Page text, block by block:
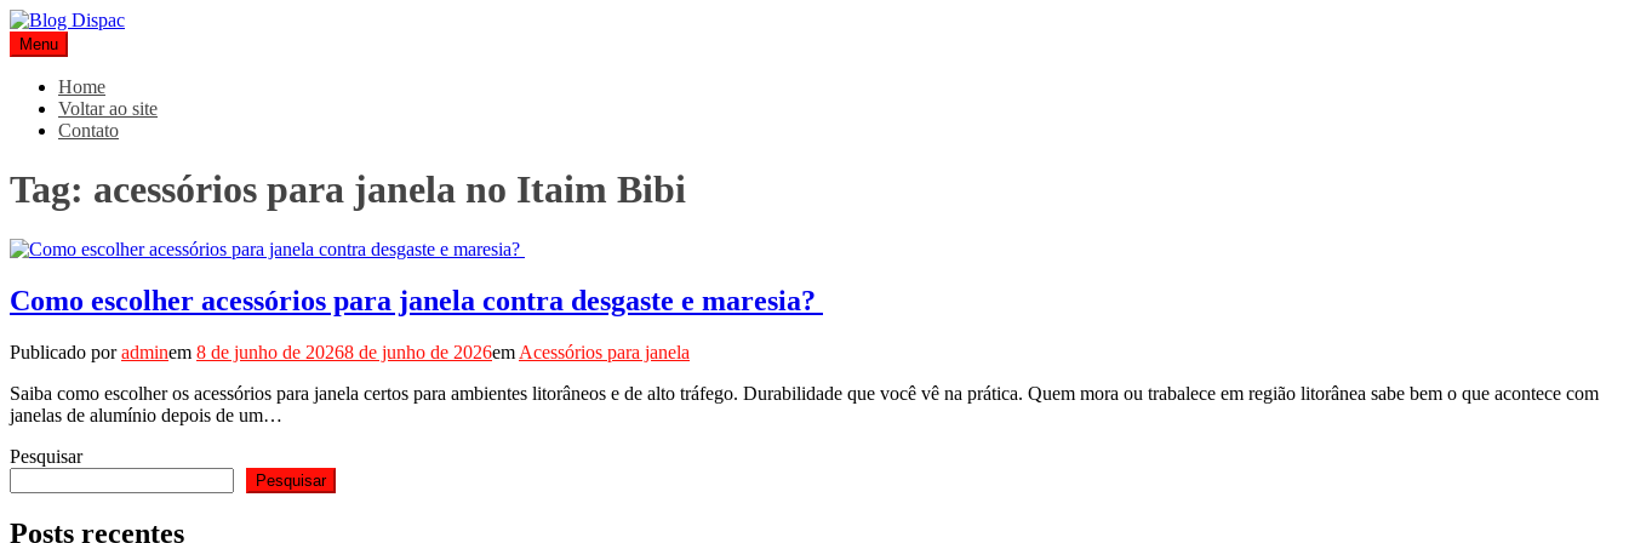
Pular
para
o
conteúdo
Blog Dispac
Soluções completas em ferros e esquadrias
Menu
Home
Voltar ao site
Contato
Tag: acessórios para janela no Itaim Bibi
Como escolher acessórios para janela contra desgaste e maresia?
Publicado poradminem 8 de junho de 20268 de junho de 2026em Acessórios para janela
Saiba como escolher os acessórios para janela certos para ambientes litorâneos e de alto tráfego. Durabilidade que você vê na prática. Quem mora ou trabalece em região litorânea sabe bem o que acontece com
janelas de alumínio depois de um…
Pesquisar
Pesquisar
Posts recentes